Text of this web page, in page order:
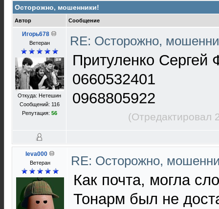
Осторожно, мошенники!
Автор Сообщение
Игорь678
Ветеран
Откуда: Нетешин
Сообщений: 116
Репутация: 56
RE: Осторожно,
Притуленко Сергей
0660532401
0968805922
(Отредактировал
leva000
Ветеран RE: Осторожно,
Как почта, могла
Тонарм был не